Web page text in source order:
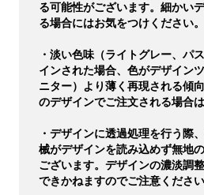
る可能性がございます。細かい
る場合にはお気をつけください。
・淡い色味（ライトグレー、パ
インされた場合、色がデザイン
ニター）より薄く再現される傾
のデザインでご注文される場合
・デザインに透過処理を行う際
械がデザインを読み込めず無地
ございます。デザインの濃淡調
できかねますのでご注意ください